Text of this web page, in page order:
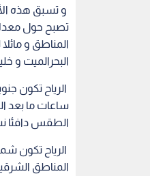
و تسبق هذه
تصبح حول
المناطق و
البحرالميت و
الرياح تكون
ساعات ما بعد
الطقس دافئا
الرياح تكون
المناطق